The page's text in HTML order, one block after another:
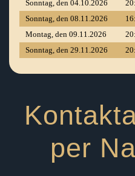
per